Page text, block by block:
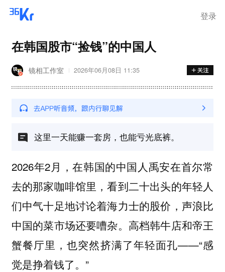
登录
在韩国股市“捡钱”的中国人
镜相工作室 2026年06月08日 11:35
这里一天能赚一套房，也能亏光底裤。
2026年2月，在韩国的中国人禹安在首尔常
去的那家咖啡馆里，看到二十出头的年轻人
们中气十足地讨论着海力士的股价，声浪比
中国的菜市场还要嘈杂。高档韩牛店和帝王
蟹餐厅里，也突然挤满了年轻面孔——“感
觉是挣着钱了。”